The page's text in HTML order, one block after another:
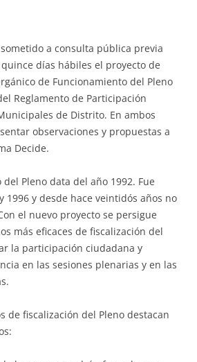
a consulta pública previa
días hábiles el proyecto de
de Funcionamiento del Pleno
Reglamento de Participación
de Distrito. En ambos
observaciones y propuestas a
Decide.
Pleno data del año 1992. Fue
1996 y desde hace veintidós años no
el nuevo proyecto se persigue
más eficaces de fiscalización del
la participación ciudadana y
en las sesiones plenarias y en las
de fiscalización del Pleno destacan